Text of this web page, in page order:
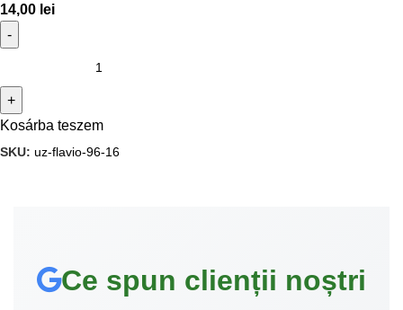
14,00 lei
Kosárba teszem
SKU: uz-flavio-96-16
Ce spun clienții noștri